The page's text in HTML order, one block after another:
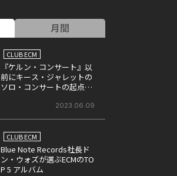
月間
CLUB ECM
『ケルン・コンサート』以
前にキース・ジャレットの
ソロ・コンサートの起点と
2023.06.09
CLUB ECM
Blue Note Records社長ド
ン・ウォズが選ぶECMのTO
P 5 アルバム